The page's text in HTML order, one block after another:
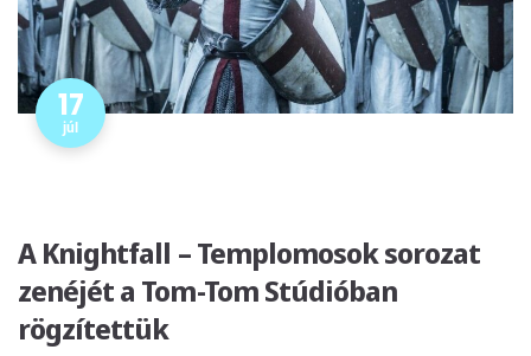
17
júl
A Knightfall – Templomosok sorozat
zenéjét a Tom-Tom Stúdióban
rögzítettük